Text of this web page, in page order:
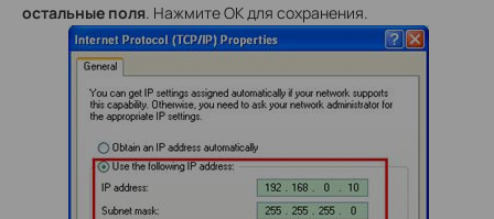
остальные поля . Нажмите OK для сохранения.